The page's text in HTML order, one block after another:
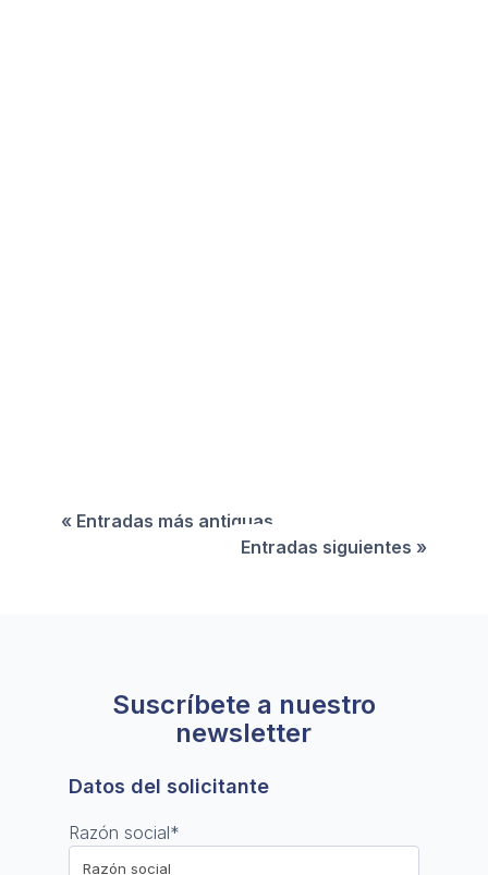
« Entradas más antiguas
Entradas siguientes »
Suscríbete a nuestro
newsletter
Datos del solicitante
Razón social*